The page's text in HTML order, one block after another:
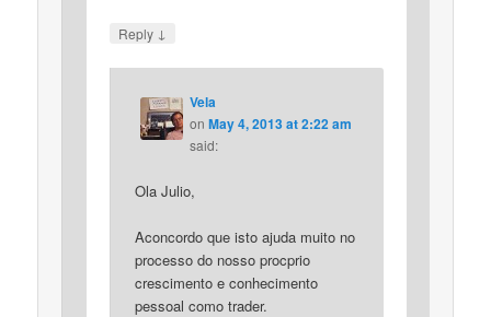
Reply ↓
Vela
on May 4, 2013 at 2:22 am
said:
Ola Julio,
Aconcordo que isto ajuda muito no
processo do nosso procprio
crescimento e conhecimento
pessoal como trader.